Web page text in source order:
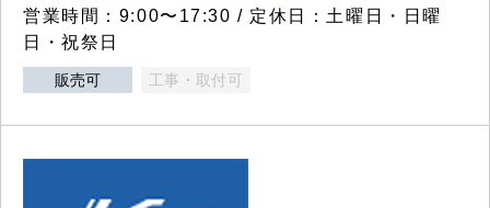
営業時間：9:00〜17:30 / 定休日：土曜日・日曜
日・祝祭日
販売可 工事・取付可